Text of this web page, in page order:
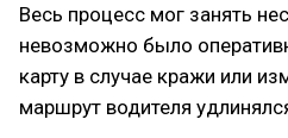
Весь процесс мог занять
невозможно было
карту в случае кражи или
маршрут водителя